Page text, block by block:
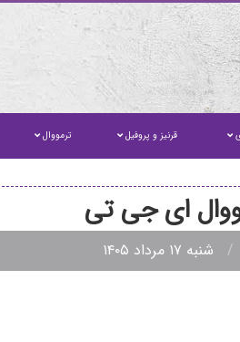
قرنیز و پروفیل ترمووال
ای جی تی
شنبه ۱۷ مرداد ۱۴۰۵